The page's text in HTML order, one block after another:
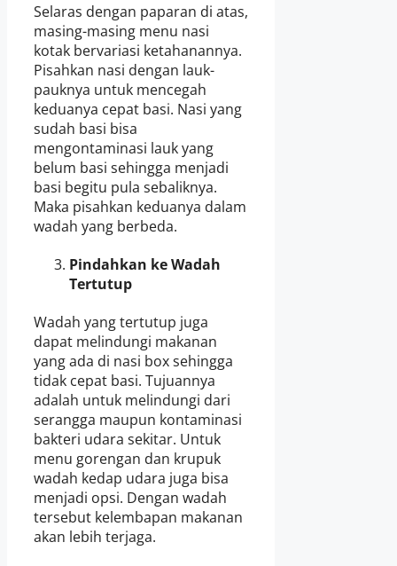
Selaras dengan paparan di atas,
masing-masing menu nasi
kotak bervariasi ketahanannya.
Pisahkan nasi dengan lauk-
pauknya untuk mencegah
keduanya cepat basi. Nasi yang
sudah basi bisa
mengontaminasi lauk yang
belum basi sehingga menjadi
basi begitu pula sebaliknya.
Maka pisahkan keduanya dalam
wadah yang berbeda.
Pindahkan ke Wadah
Tertutup
Wadah yang tertutup juga
dapat melindungi makanan
yang ada di nasi box sehingga
tidak cepat basi. Tujuannya
adalah untuk melindungi dari
serangga maupun kontaminasi
bakteri udara sekitar. Untuk
menu gorengan dan krupuk
wadah kedap udara juga bisa
menjadi opsi. Dengan wadah
tersebut kelembapan makanan
akan lebih terjaga.